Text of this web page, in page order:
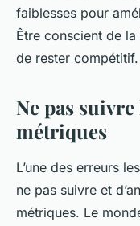
faiblesses pour
Être conscient de
de rester compétitif.
Ne pas
métriques
L’une des erreurs
ne pas suivre et
métriques. Le